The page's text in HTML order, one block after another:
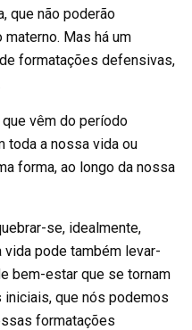
que não poderão
Mas há um
formatações defensivas,
vêm do período
toda a nossa vida ou
forma, ao longo da nossa
se, idealmente,
pode também levar-
bem-estar que se tornam
que nós podemos
formatações